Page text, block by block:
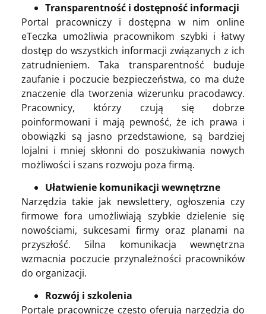
Transparentność i dostępność informacji
Portal pracowniczy i dostępna w nim online
eTeczka umożliwia pracownikom szybki i łatwy
dostęp do wszystkich informacji związanych z ich
zatrudnieniem. Taka transparentność buduje
zaufanie i poczucie bezpieczeństwa, co ma duże
znaczenie dla tworzenia wizerunku pracodawcy.
Pracownicy, którzy czują się dobrze
poinformowani i mają pewność, że ich prawa i
obowiązki są jasno przedstawione, są bardziej
lojalni i mniej skłonni do poszukiwania nowych
możliwości i szans rozwoju poza firmą.
Ułatwienie komunikacji wewnętrzne
Narzędzia takie jak newslettery, ogłoszenia czy
firmowe fora umożliwiają szybkie dzielenie się
nowościami, sukcesami firmy oraz planami na
przyszłość. Silna komunikacja wewnętrzna
wzmacnia poczucie przynależności pracowników
do organizacji.
Rozwój i szkolenia
Portale pracownicze często oferują narzędzia do